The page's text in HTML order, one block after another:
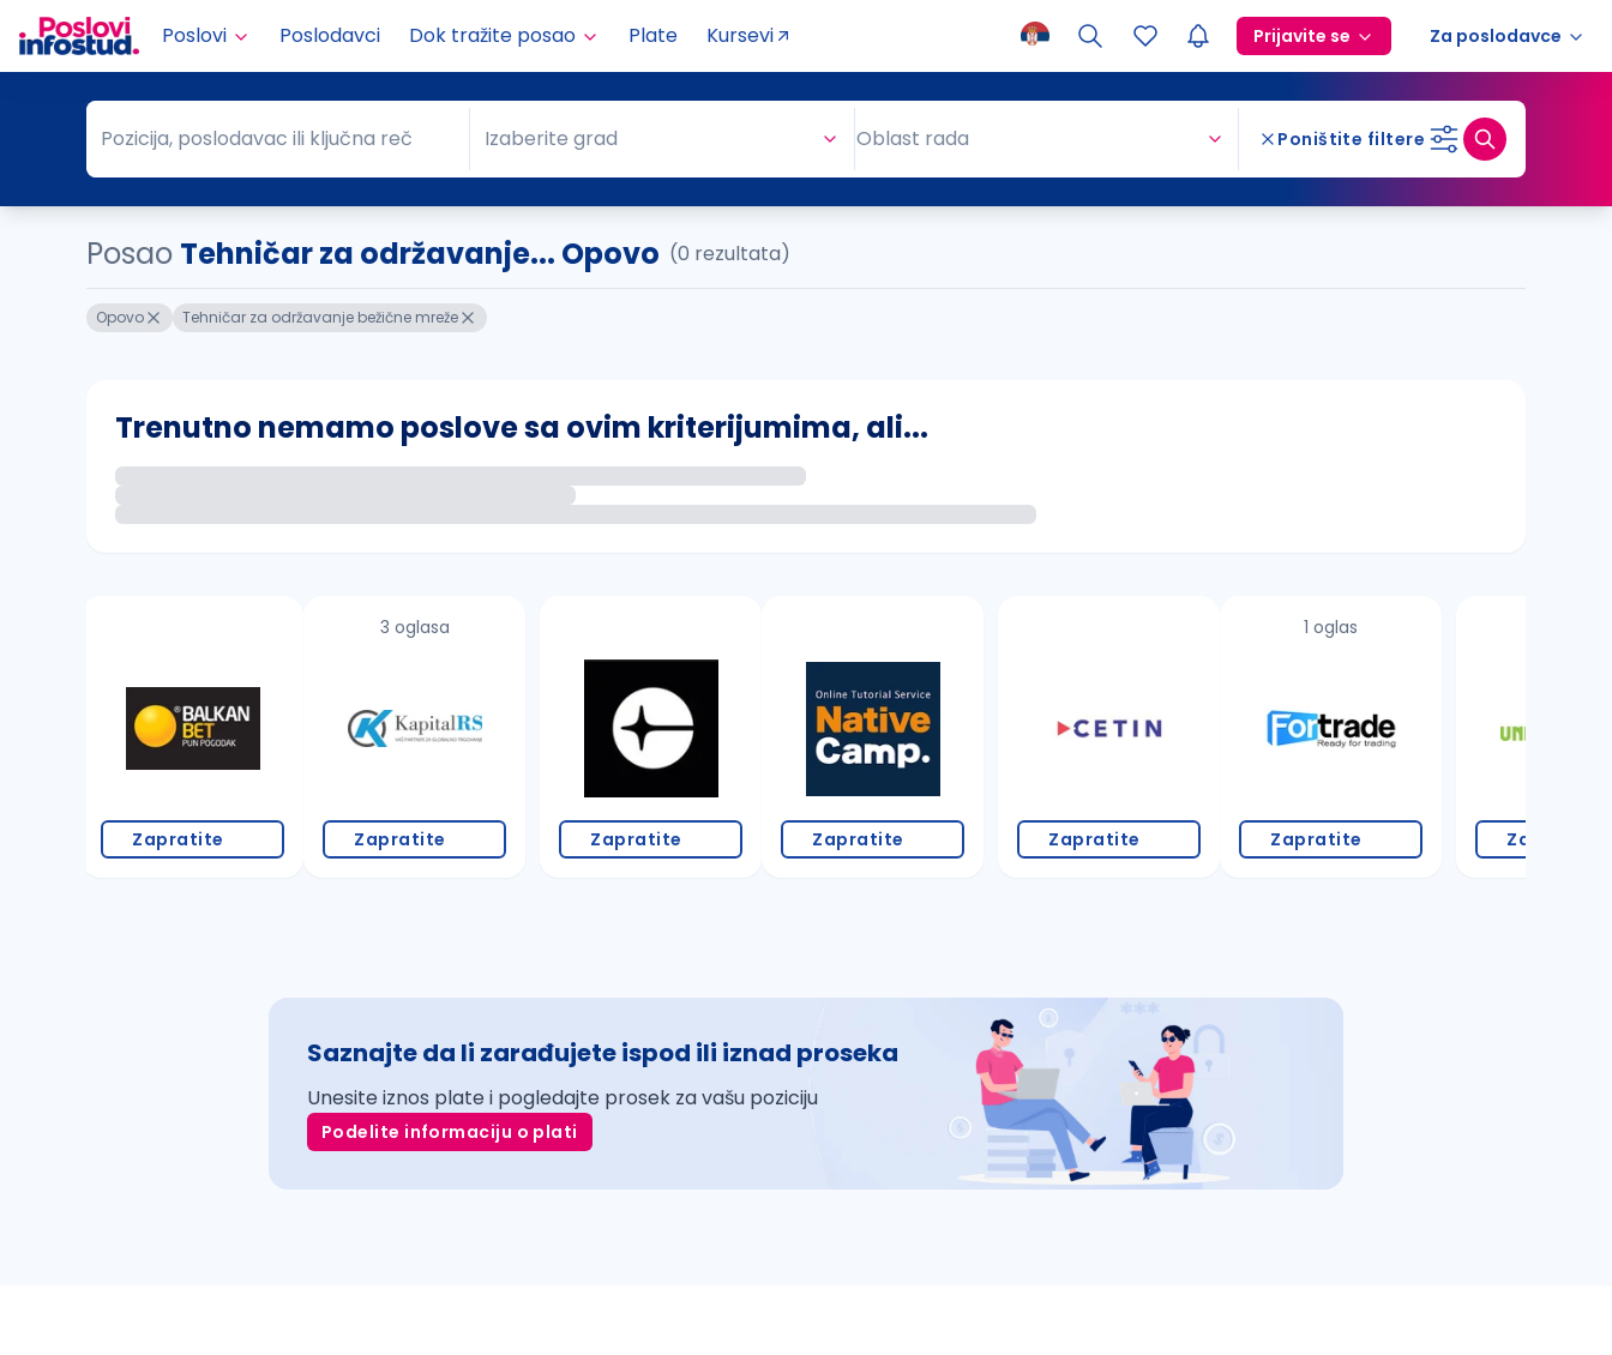
Poslovi Poslodavci Dok tražite posao Plate Kursevi Prijavite se Za poslodavce
Pozicija, poslodavac ili ključna reč
Pozicija, poslodavac ili ključna reč Grad
Izaberite grad Oblast rada Poništite filtere
Posao Tehničar za održavanje... Opovo (0 rezultata)
Opovo Tehničar za održavanje bežične mreže
Trenutno nemamo poslove sa ovim kriterijumima, ali...
proverite pravopisne greške (koristite č, ć, š, đ, ž, dž)
povećajte radijus za odabrani grad
Zapratite
3 oglasa
Zapratite Zapratite Zapratite Zapratite
1 oglas
Zapratite Zapratite
Saznajte da li zarađujete ispod ili iznad proseka
Unesite iznos plate i pogledajte prosek za vašu poziciju
Podelite informaciju o plati